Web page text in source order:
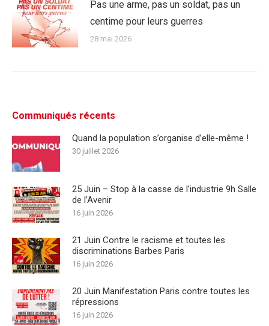
Pas une arme, pas un soldat, pas un
centime pour leurs guerres
28 mai 2026
Communiqués récents
Quand la population s’organise d’elle-même !
30 juillet 2026
25 Juin – Stop à la casse de l’industrie 9h Salle
de l’Avenir
16 juin 2026
21 Juin Contre le racisme et toutes les
discriminations Barbes Paris
16 juin 2026
20 Juin Manifestation Paris contre toutes les
répressions
16 juin 2026